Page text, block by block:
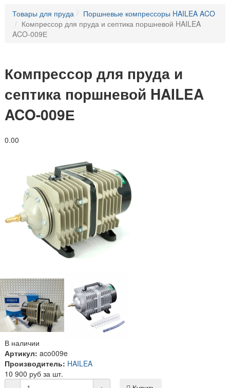
Товары для пруда
Поршневые компрессоры HAILEA ACO
Компрессор для пруда и септика поршневой HAILEA
ACO-009Е
Компрессор для пруда и
септика поршневой HAILEA
ACO-009Е
0.00
В наличии
Артикул: aco009e
Производитель: HAILEA
10 900 руб за шт.